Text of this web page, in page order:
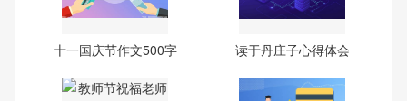
十一国庆节作文500字 读于丹庄子心得体会